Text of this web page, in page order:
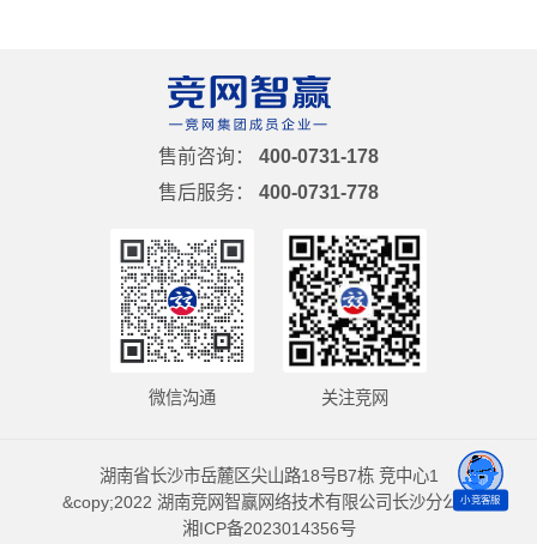
售前咨询：
400-0731-178
售后服务：
400-0731-778
微信沟通 关注竞网
湖南省长沙市岳麓区尖山路18号B7栋 竞中心1
&copy;2022 湖南竞网智赢网络技术有限公司长沙分公司
湘ICP备2023014356号
小竞客服